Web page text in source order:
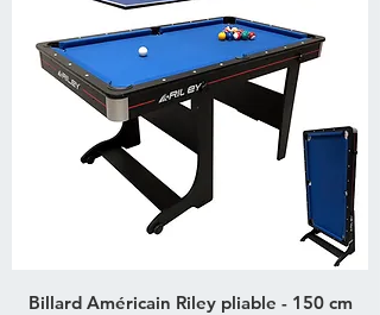
Billard Américain Riley pliable - 150 cm